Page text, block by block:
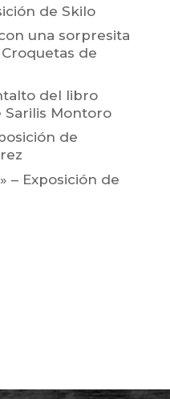
de Skilo
una sorpresita
de
del libro
Sarilis Montoro
de
– Exposición de